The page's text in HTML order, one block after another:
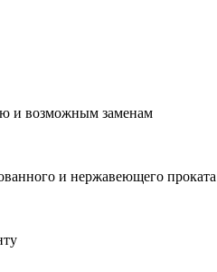
и возможным заменам
и нержавеющего проката